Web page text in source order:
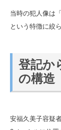
当時の犯人像は
という特徴に絞
登記か
の構造
安福久美子容疑